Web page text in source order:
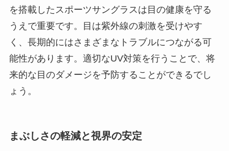
を搭載したスポーツサングラスは目の健康を守る
うえで重要です。目は紫外線の刺激を受けやす
く、長期的にはさまざまなトラブルにつながる可
能性があります。適切なUV対策を行うことで、将
来的な目のダメージを予防することができるでし
ょう。
まぶしさの軽減と視界の安定